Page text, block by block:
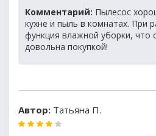
Комментарий: Пылесос
кухне и пыль в комнатах. При
функция влажной уборки, что
довольна покупкой!
Автор: Татьяна П.